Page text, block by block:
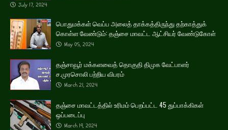
July 17, 2024
பொதுமக்கள் வெப்ப அலைத் தாக்கத்திருந்து தற்காத்துக்
கொள்ள வேண்டும்: தஞ்சை மாவட்ட ஆட்சியர் வேண்டுகோள்
May 05, 2024
தஞ்சாவூர் மக்களவைத் தொகுதி திமுக வேட்பாளர்
ச.முரசொலி பற்றிய விபரம்
March 21, 2024
தஞ்சை மாவட்டத்தில் உரிமம் பெறப்பட்ட 45 துப்பாக்கிகள்
ஒப்படைப்பு
March 19, 2024